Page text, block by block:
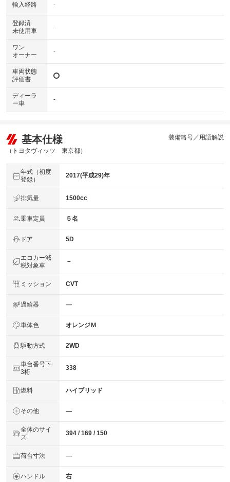
輸入経路 -
登録済
未使用車
-
ワン
オーナー
-
車両状態
評価書
ディーラ
ー車
-
基本仕様
（トヨタヴィッツ 東京都）
装備略号／用語解説
年式（初度
登録）
2017(平成29)年
排気量 1500cc
乗車定員 ５名
ドア 5D
エコカー減
税対象車
－
ミッション CVT
過給器 ―
車体色 オレンジＭ
駆動方式 2WD
車台番号下
3桁
338
燃料 ハイブリッド
その他 ―
全体のサイ
ズ
394 / 169 / 150
荷台寸法 ―
ハンドル 右